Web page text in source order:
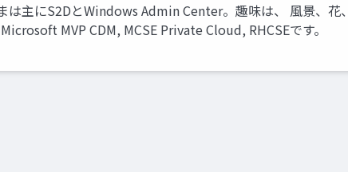
主にS2DとWindows Admin Center。趣味は、 風景、花、
MVP CDM, MCSE Private Cloud, RHCSEです。